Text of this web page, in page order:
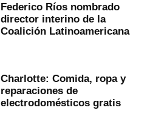
Federico Ríos nombrado
director interino de la
Coalición Latinoamericana
Charlotte: Comida, ropa y
reparaciones de
electrodomésticos gratis